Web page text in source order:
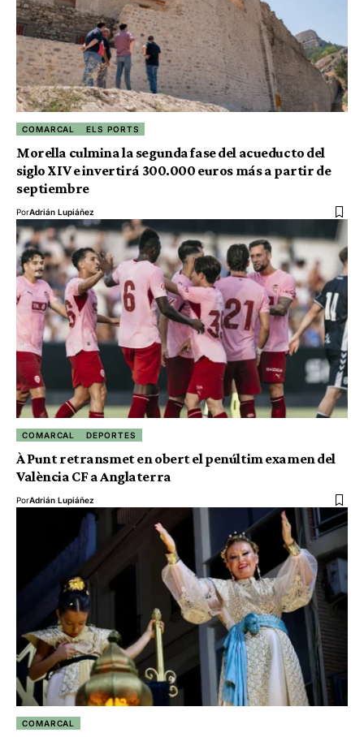
COMARCAL ELS PORTS
Morella culmina la segunda fase del acueducto del
siglo XIV e invertirá 300.000 euros más a partir de
septiembre
PorAdrián Lupiáñez
COMARCAL DEPORTES
À Punt retransmet en obert el penúltim examen del
València CF a Anglaterra
PorAdrián Lupiáñez
COMARCAL